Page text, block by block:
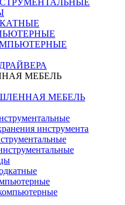
МЕБЕЛЬ
МЕБЕЛЬ
инструмента